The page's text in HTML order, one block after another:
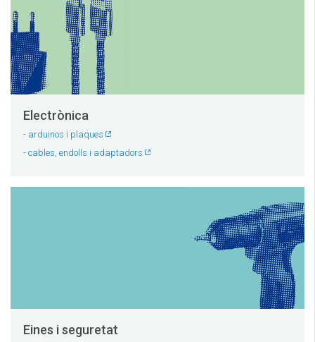
Electrònica
- arduinos i plaques
- cables, endolls i adaptadors
Eines i seguretat